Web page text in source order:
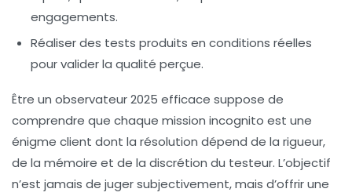
engagements.
Réaliser des tests produits en conditions réelles
pour valider la qualité perçue.
Être un observateur 2025 efficace suppose de
comprendre que chaque mission incognito est une
énigme client dont la résolution dépend de la rigueur,
de la mémoire et de la discrétion du testeur. L’objectif
n’est jamais de juger subjectivement, mais d’offrir une